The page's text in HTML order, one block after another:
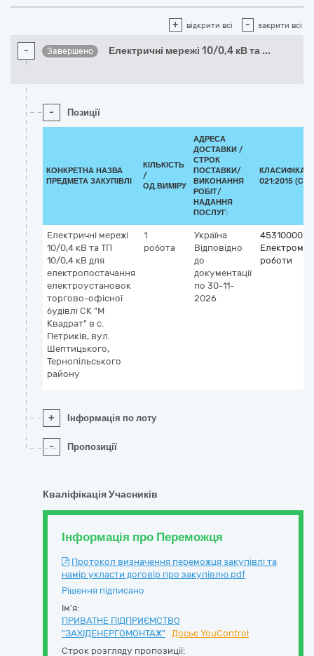
+ відкрити всі - закрити всі
- Завершено Електричні мережі 10/0,4 кВ та ...
- Позиції
КОНКРЕТНА НАЗВА
ПРЕДМЕТА ЗАКУПІВЛІ
КІЛЬКІСТЬ
/
ОД.ВИМІРУ
АДРЕСА
ДОСТАВКИ /
СТРОК
ПОСТАВКИ/
ВИКОНАННЯ
РОБІТ/
НАДАННЯ
ПОСЛУГ:
021:2015
Електричні мережі
10/0,4 кВ та ТП
10/0,4 кВ для
електропостачання
електроустановок
торгово-офісної
будівлі СК "М
Квадрат" в с.
Петриків, вул.
Шептицького,
Тернопільського
району
1
робота
Україна
Відповідно
до
документації
по 30-11-
2026
45310000-3
роботи
+ Інформація по лоту
- Пропозиції
Кваліфікація Учасників
Інформація про Переможця
Протокол визначення переможця закупівлі та
намір укласти договір про закупівлю.pdf
Рішення підписано
Ім'я:
ПРИВАТНЕ ПІДПРИЄМСТВО
"ЗАХІДЕНЕРГОМОНТАЖ"
Досьє YouControl
Строк розгляду пропозиції: